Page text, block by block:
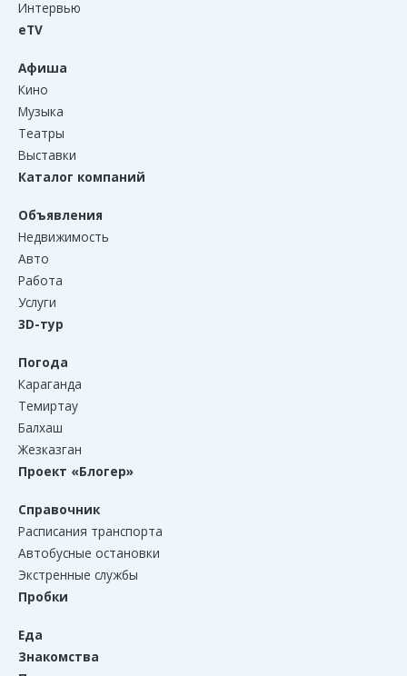
Интервью
eTV
Афиша
Кино
Музыка
Театры
Выставки
Каталог компаний
Объявления
Недвижимость
Авто
Работа
Услуги
3D-тур
Погода
Караганда
Темиртау
Балхаш
Жезказган
Проект «Блогер»
Справочник
Расписания транспорта
Автобусные остановки
Экстренные службы
Пробки
Еда
Знакомства